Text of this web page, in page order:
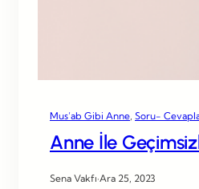
Mus’ab Gibi Anne Soru-
Anne İle
Sena Vakfı·Ara 25, 2023